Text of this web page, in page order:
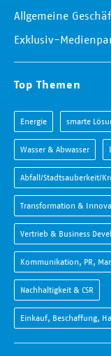
Allgemeine
Exklusiv-
Top Themen
Energie smarte
Wasser & Abwasser
Abfall/Stadtsauberkeit/
Transformation &
Vertrieb & Business
Kommunikation, PR,
Nachhaltigkeit & CSR
Einkauf, Beschaffung,